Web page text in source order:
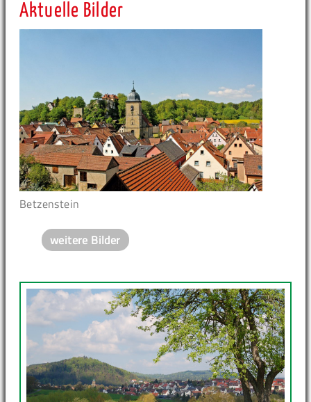
Aktuelle Bilder
Betzenstein
weitere Bilder